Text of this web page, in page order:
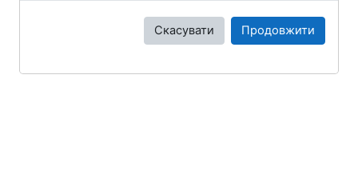
Скасувати Продовжити